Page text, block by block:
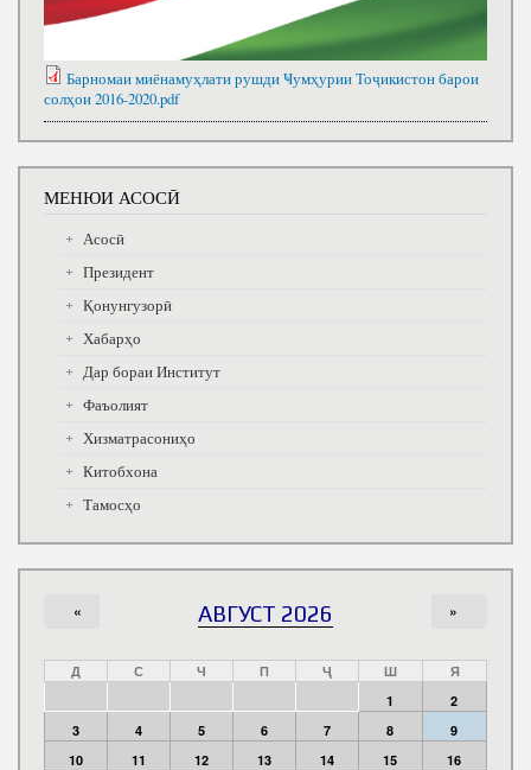
Барномаи миёнамуҳлати рушди Ҹумҳурии Тоҷикистон барои
солҳои 2016-2020.pdf
МЕНЮИ АСОСӢ
Асосӣ
Президент
Қонунгузорӣ
Хабарҳо
Дар бораи Институт
Фаъолият
Хизматрасониҳо
Китобхона
Тамосҳо
АВГУСТ 2026
« »
Д С Ч П Ҷ Ш
Я
1
2
3
4 5 6 7 8
9
10
11 12 13 14 15
16